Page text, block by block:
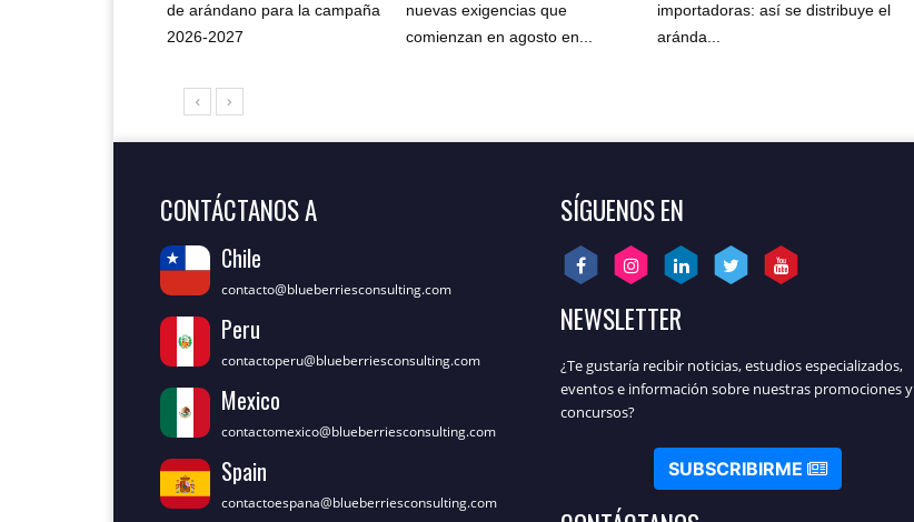
de arándano para la campaña
2026-2027
nuevas exigencias que
comienzan en agosto en...
importadoras: así se distribuye el
aránda...
CONTÁCTANOS A
Chile
contacto@blueberriesconsulting.com
Peru
contactoperu@blueberriesconsulting.com
Mexico
contactomexico@blueberriesconsulting.com
Spain
contactoespana@blueberriesconsulting.com
SÍGUENOS EN
NEWSLETTER
¿Te gustaría recibir noticias, estudios especializados,
eventos e información sobre nuestras promociones y
concursos?
SUBSCRIBIRME